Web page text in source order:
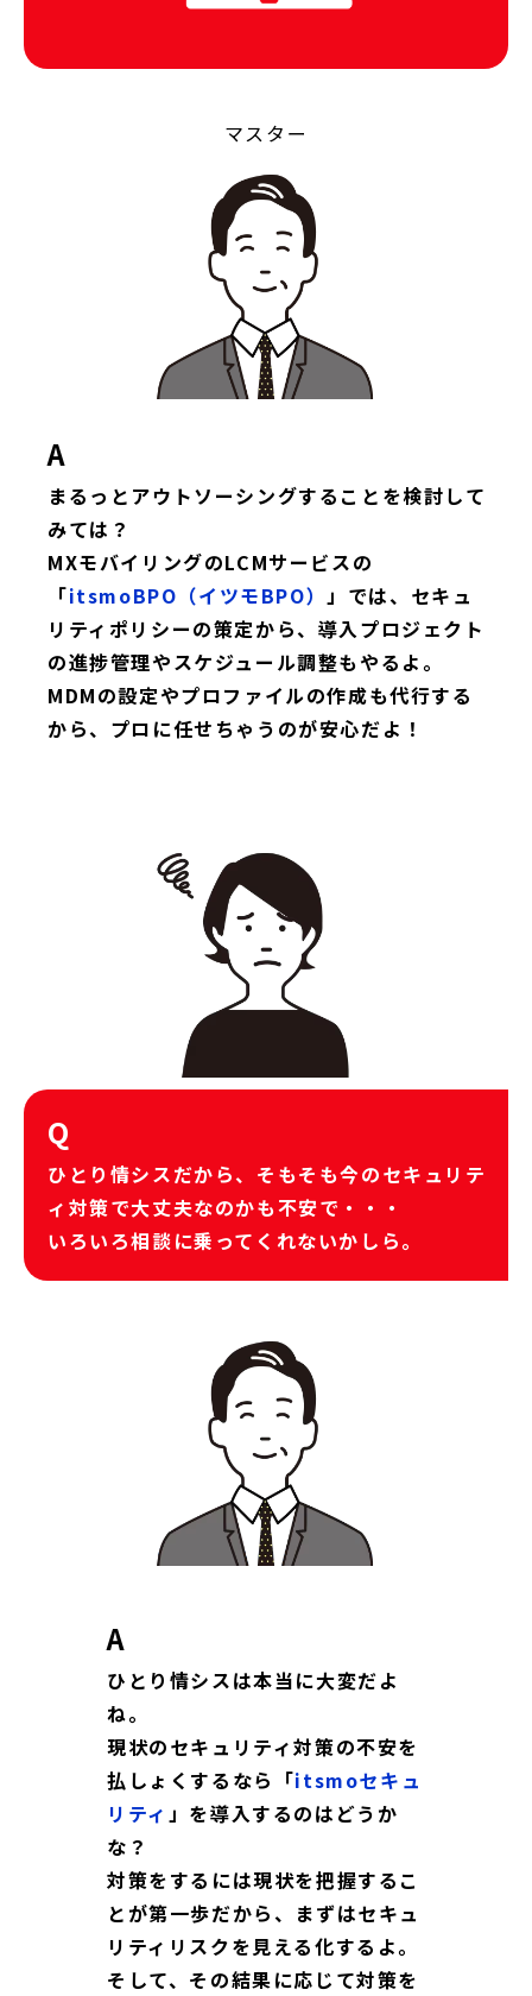
マスター
A
まるっとアウトソーシングすることを検討して
みては？
MXモバイリングのLCMサービスの
「itsmoBPO（イツモBPO）」では、セキュ
リティポリシーの策定から、導入プロジェクト
の進捗管理やスケジュール調整もやるよ。
MDMの設定やプロファイルの作成も代行する
から、プロに任せちゃうのが安心だよ！
Q
ひとり情シスだから、そもそも今のセキュリテ
ィ対策で大丈夫なのかも不安で・・・
いろいろ相談に乗ってくれないかしら。
A
ひとり情シスは本当に大変だよ
ね。
現状のセキュリティ対策の不安を
払しょくするなら「itsmoセキュ
リティ 」を導入するのはどうか
な？
対策をするには現状を把握するこ
とが第一歩だから、まずはセキュ
リティリスクを見える化するよ。
そして、その結果に応じて対策を